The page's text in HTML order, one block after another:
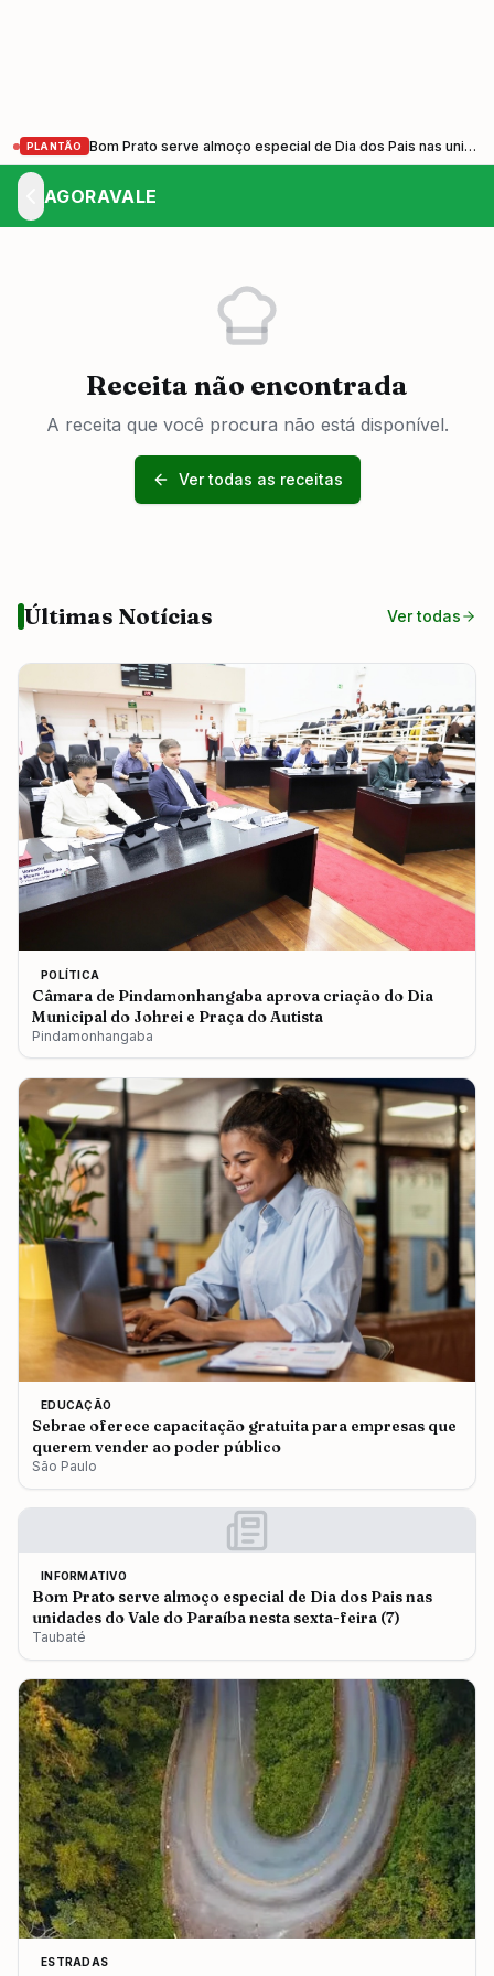
PLANTÃO Bom Prato serve almoço especial de Dia dos Pais nas unidades do Vale do Paraíba nesta sexta-feira (7)
AGORAVALE
Receita não encontrada
A receita que você procura não está disponível.
Ver todas as receitas
Últimas Notícias Ver todas
POLÍTICA
Câmara de Pindamonhangaba aprova criação do Dia
Municipal do Johrei e Praça do Autista
Pindamonhangaba
EDUCAÇÃO
Sebrae oferece capacitação gratuita para empresas que
querem vender ao poder público
São Paulo
INFORMATIVO
Bom Prato serve almoço especial de Dia dos Pais nas
unidades do Vale do Paraíba nesta sexta-feira (7)
Taubaté
ESTRADAS